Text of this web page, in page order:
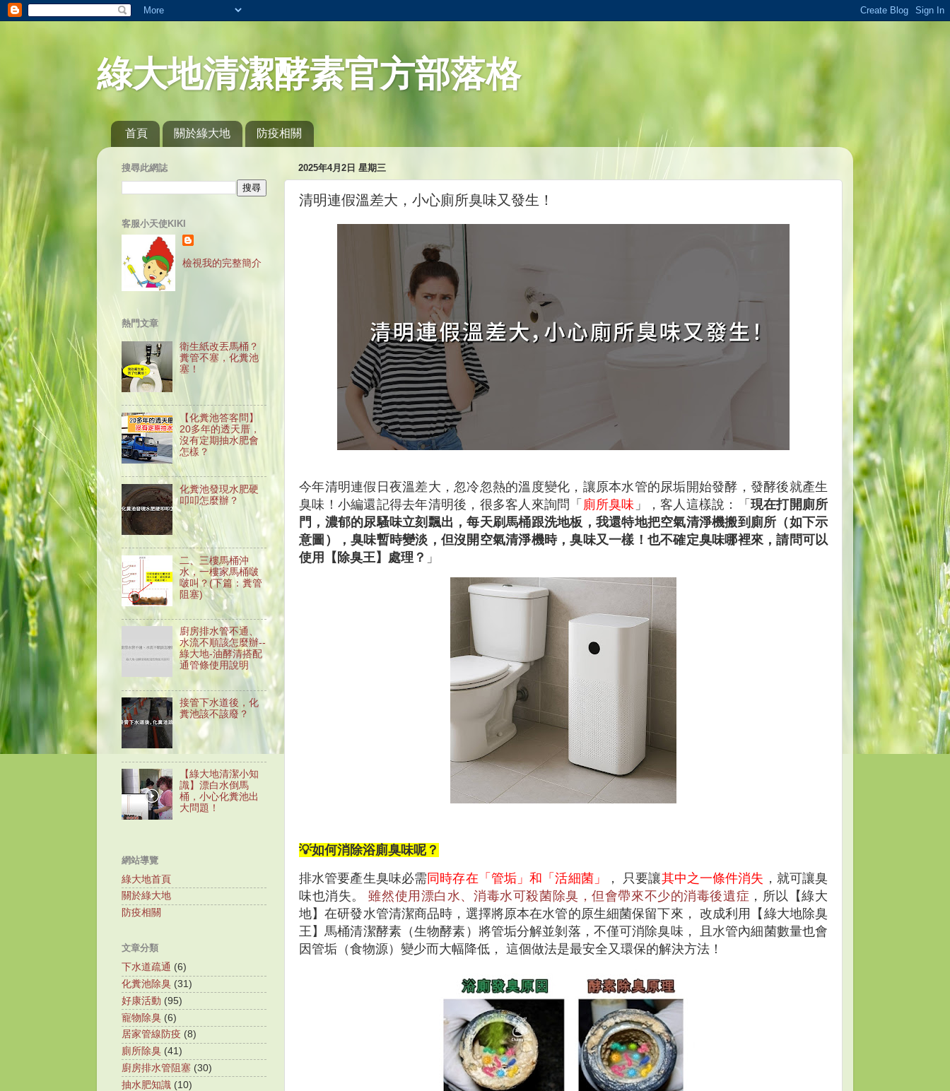
綠大地清潔酵素官方部落格
首頁 關於綠大地 防疫相關
2025年4月2日 星期三
清明連假溫差大，小心廁所臭味又發生！
今年清明連假日夜溫差大，忽冷忽熱的溫度變化，讓原本水管的尿垢開始發酵，發酵後就產生
臭味！小編還記得去年清明後，很多客人來詢問「 廁所臭味 」，客人這樣說：「 現在打開廁所
門，濃郁的尿騷味立刻飄出，每天刷馬桶跟洗地板，我還特地把空氣清淨機搬到廁所（如下示
意圖），臭味暫時變淡，但沒開空氣清淨機時，臭味又一樣！也不確定臭味哪裡來，請問可以
使用【除臭王】處理？ 」
💡如何消除浴廁臭味呢？
排水管要產生臭味必需同時存在「管垢」和「活細菌」 ， 只要讓其中之一條件消失 ，就可讓臭
味也消失。雖然使用漂白水、消毒水可殺菌除臭，但會帶來不少的消毒後遺症 ，所以【綠大
地】在研發水管清潔商品時，選擇將原本在水管的原生細菌保留下來， 改成利用【綠大地除臭
王】馬桶清潔酵素（生物酵素）將管垢分解並剝落，不僅可消除臭味， 且水管內細菌數量也會
因管垢（食物源）變少而大幅降低， 這個做法是最安全又環保的解決方法！
搜尋此網誌
客服小天使KIKI
檢視我的完整簡介
熱門文章
衛生紙改丟馬桶？
糞管不塞，化糞池
塞！
【化糞池答客問】
20多年的透天厝，
沒有定期抽水肥會
怎樣？
化糞池發現水肥硬
叩叩怎麼辦？
二、三樓馬桶沖
水，一樓家馬桶啵
啵叫？(下篇：糞管
阻塞)
廚房排水管不通、
水流不順該怎麼辦--
綠大地-油酵清搭配
通管條使用說明
接管下水道後，化
糞池該不該廢？
【綠大地清潔小知
識】漂白水倒馬
桶，小心化糞池出
大問題！
網站導覽
綠大地首頁
關於綠大地
防疫相關
文章分類
下水道疏通 (6)
化糞池除臭 (31)
好康活動 (95)
寵物除臭 (6)
居家管線防疫 (8)
廁所除臭 (41)
廚房排水管阻塞 (30)
抽水肥知識 (10)